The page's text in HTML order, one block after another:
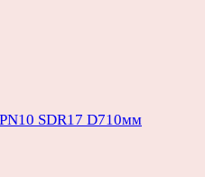
SDR17 D710мм